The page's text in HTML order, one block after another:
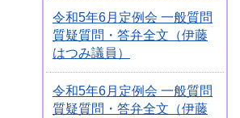
令和5年6月定例会 一般質問
質疑質問・答弁全文（伊藤
はつみ議員）
令和5年6月定例会 一般質問
質疑質問・答弁全文（伊藤